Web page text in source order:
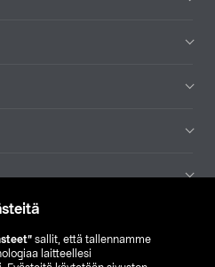
sallit, että tallennamme
laitteellesi
myymälä
NO FI